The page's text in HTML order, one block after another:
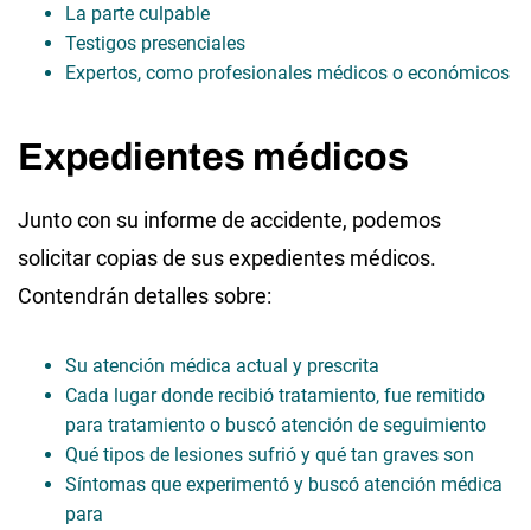
La parte culpable
Testigos presenciales
Expertos, como profesionales médicos o económicos
Expedientes médicos
Junto con su informe de accidente, podemos
solicitar copias de sus expedientes médicos.
Contendrán detalles sobre:
Su atención médica actual y prescrita
Cada lugar donde recibió tratamiento, fue remitido
para tratamiento o buscó atención de seguimiento
Qué tipos de lesiones sufrió y qué tan graves son
Síntomas que experimentó y buscó atención médica
para